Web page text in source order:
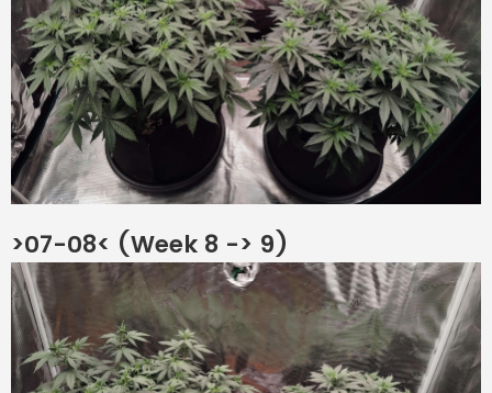
>07-08< (Week 8 -> 9)